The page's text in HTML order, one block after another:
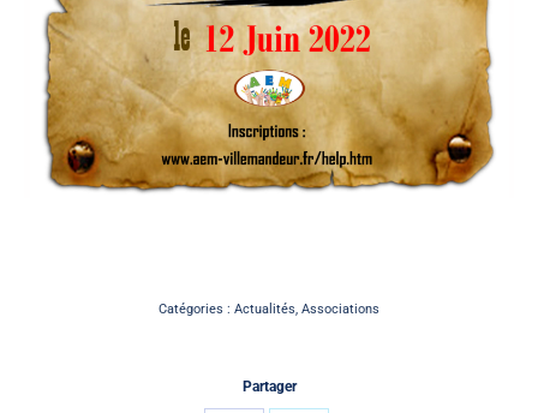
Catégories : Actualités, Associations
Partager